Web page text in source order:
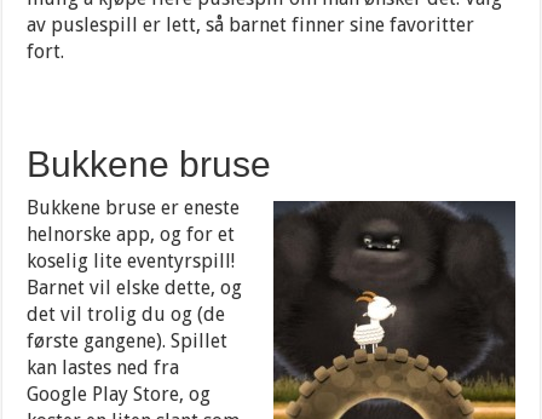
av puslespill er lett, så barnet finner sine favoritter
fort.
Bukkene bruse
Bukkene bruse er eneste
helnorske app, og for et
koselig lite eventyrspill!
Barnet vil elske dette, og
det vil trolig du og (de
første gangene). Spillet
kan lastes ned fra
Google Play Store, og